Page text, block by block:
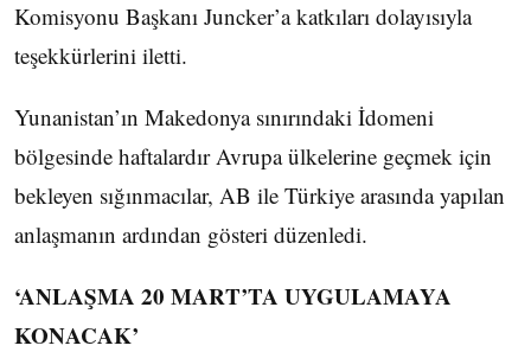
Komisyonu Başkanı Juncker’a katkıları dolayısıyla
teşekkürlerini iletti.
Yunanistan’ın Makedonya sınırındaki İdomeni
bölgesinde haftalardır Avrupa ülkelerine geçmek için
bekleyen sığınmacılar, AB ile Türkiye arasında yapılan
anlaşmanın ardından gösteri düzenledi.
‘ANLAŞMA 20 MART’TA UYGULAMAYA
KONACAK’